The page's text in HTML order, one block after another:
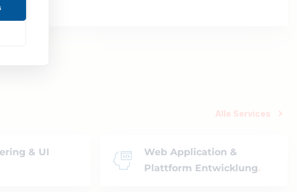
Alle Services
& UI
Web Application &
Plattform Entwicklung